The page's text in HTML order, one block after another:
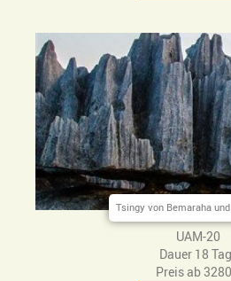
Tsingy von Bemaraha
UAM-20
Dauer 18
Preis ab